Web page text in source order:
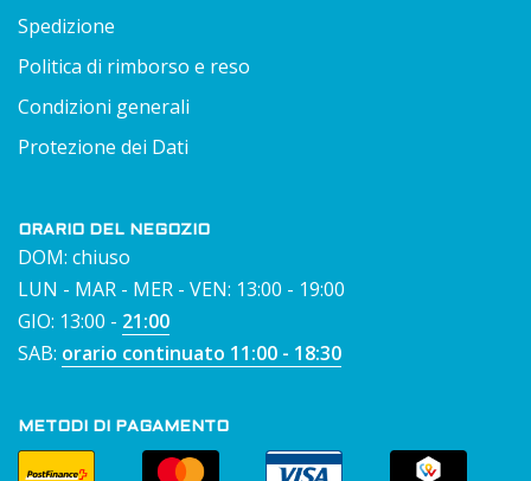
Spedizione
Politica di rimborso e reso
Condizioni generali
Protezione dei Dati
ORARIO DEL NEGOZIO
DOM: chiuso
LUN - MAR - MER - VEN: 13:00 - 19:00
GIO: 13:00 - 21:00
SAB: orario continuato 11:00 - 18:30
METODI DI PAGAMENTO